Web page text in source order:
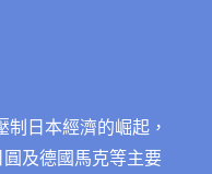
日本經濟的崛起，
及德國馬克等主要